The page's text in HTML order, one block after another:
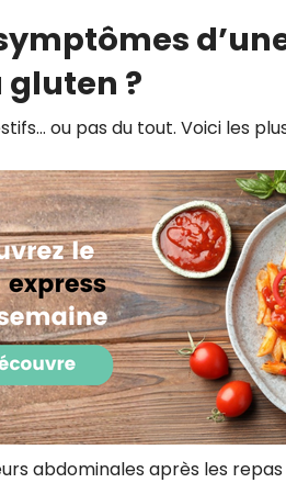
?
ou pas du tout. Voici les
abdominales après les repas